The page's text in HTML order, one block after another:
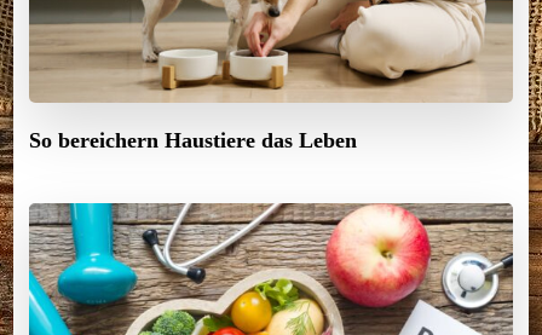
So bereichern Haustiere das Leben